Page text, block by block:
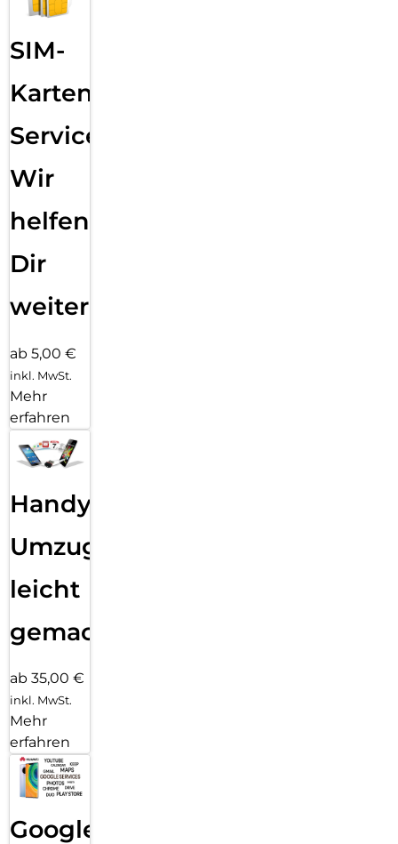
SIM-
Karten
Service:
Wir
helfen
Dir
weiter
ab 5,00 €
inkl. MwSt.
Mehr
erfahren
Handy
Umzug
leicht
gemacht!
ab 35,00 €
inkl. MwSt.
Mehr
erfahren
Google